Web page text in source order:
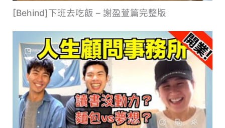
[Behind]下班去吃飯 – 謝盈萱篇完整版